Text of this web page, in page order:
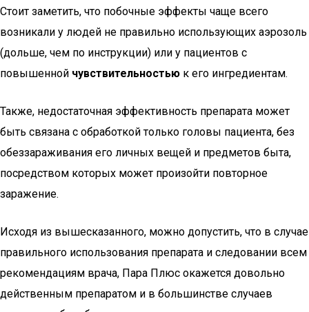
Стоит заметить, что побочные эффекты чаще всего
возникали у людей не правильно использующих аэрозоль
(дольше, чем по инструкции) или у пациентов с
повышенной чувствительностью к его ингредиентам.
Также, недостаточная эффективность препарата может
быть связана с обработкой только головы пациента, без
обеззараживания его личных вещей и предметов быта,
посредством которых может произойти повторное
заражение.
Исходя из вышесказанного, можно допустить, что в случае
правильного использования препарата и следовании всем
рекомендациям врача, Пара Плюс окажется довольно
действенным препаратом и в большинстве случаев